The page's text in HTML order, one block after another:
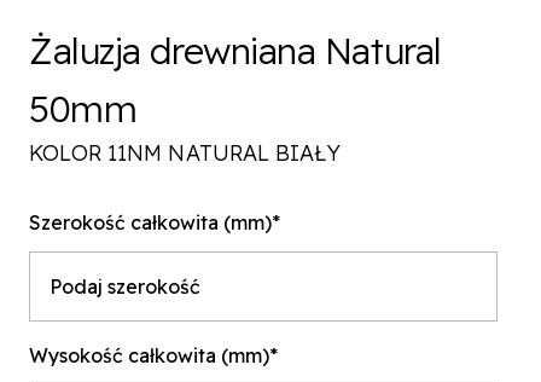
Żaluzja drewniana Natural
50mm
KOLOR 11NM NATURAL BIAŁY
Szerokość całkowita (mm)*
Wysokość całkowita (mm)*